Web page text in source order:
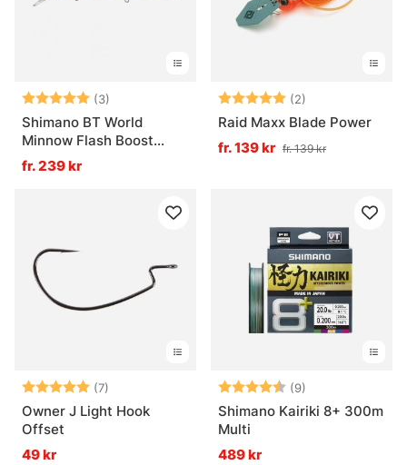
Betyg: (3)
5.0 utav 5 stjärnor
Shimano BT World
Minnow Flash Boost
115mm 17g
fr. 239 kr
Betyg: (2)
Raid Maxx Blade Power
fr. 139 kr fr. 139 kr
Betyg: (7)
5.0 utav 5 stjärnor
Owner J Light Hook
Offset
49 kr
Betyg: (9)
Shimano Kairiki 8+ 300m
Multi
489 kr